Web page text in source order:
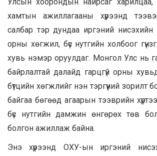
Улсын хоорондын найрсаг
хамтын ажиллагааны хүрээнд
салбар тэр дундаа иргэний
орны хөгжил, бүс нутгийн холбоог
хувь нэмэр оруулдаг. Монгол Улс нь
байрлалтай далайд гарцгүй орны
бүтцийн хөгжлийг нэн тэргүүний зорилт
байгаа бөгөөд агаарын тээврийн
бүс нутгийн дамжин өнгөрөх төв
болгон ажиллаж байна.
Энэ хүрээнд ОХУ-ын иргэний